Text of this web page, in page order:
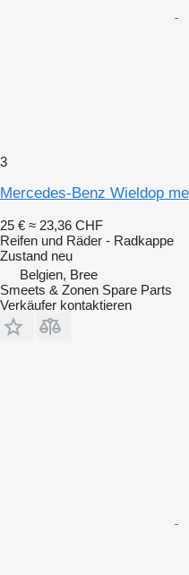
3
Mercedes-Benz Wieldop
25 € ≈ 23,36 CHF
Reifen und Räder - Radkappe
Zustand neu
Belgien, Bree
Smeets & Zonen Spare Parts
Verkäufer kontaktieren